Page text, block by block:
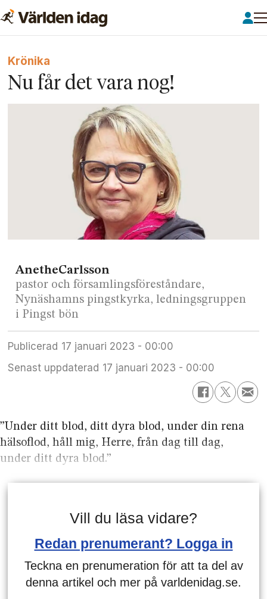
Krönika
Nu får det vara nog!
AnetheCarlsson
pastor och församlingsföreståndare,
Nynäshamns pingstkyrka, ledningsgruppen
i Pingst bön
Publicerad
17 januari 2023 - 00:00
Senast uppdaterad
17 januari 2023 - 00:00
”Under ditt blod, ditt dyra blod, under din rena
hälsoflod, håll mig, Herre, från dag till dag,
under ditt dyra blod.”
Vill du läsa vidare?
Redan prenumerant? Logga in
Teckna en prenumeration för att ta del av
denna artikel och mer på varldenidag.se.